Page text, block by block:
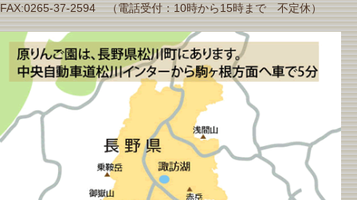
FAX:0265-37-2594 （電話受付：10時から15時まで 不定休）